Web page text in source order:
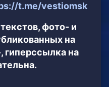
t.me/vestiomsk
фото- и
на
на